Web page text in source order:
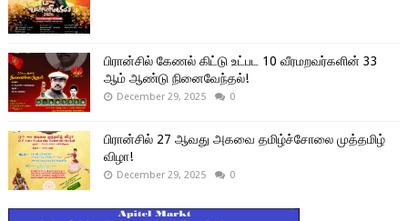
பிரான்சில் கேணல் கிட்டு உட்பட 10 வீரமறவர்களின் 33
ஆம் ஆண்டு நினைவேந்தல்!
December 29, 2025 0
பிரான்சில் 27 ஆவது அகவை தமிழ்ச்சோலை முத்தமிழ்
விழா!
December 29, 2025 0